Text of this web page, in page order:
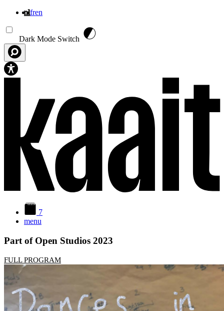
nlfren
Dark Mode Switch
7
menu
Part of Open Studios 2023
FULL PROGRAM